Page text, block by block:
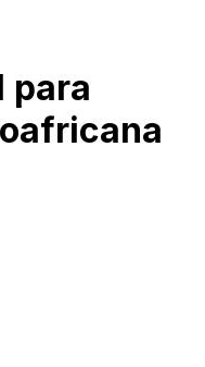
para